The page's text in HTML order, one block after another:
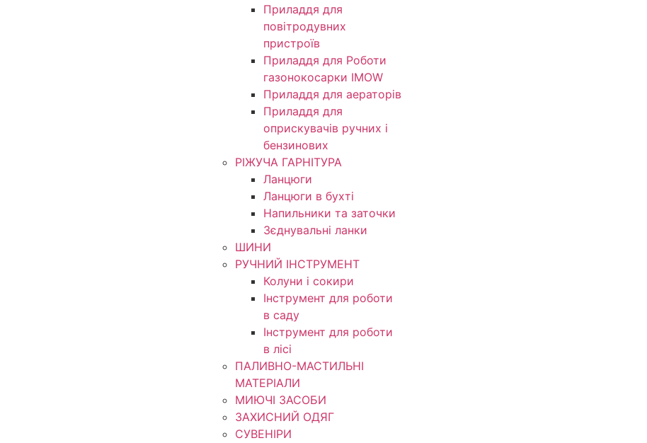
Приладдя для
повітродувних
пристроїв
Приладдя для Роботи
газонокосарки IMOW
Приладдя для аераторів
Приладдя для
оприскувачів ручних і
бензинових
РІЖУЧА ГАРНІТУРА
Ланцюги
Ланцюги в бухті
Напильники та заточки
Зєднувальні ланки
ШИНИ
РУЧНИЙ ІНСТРУМЕНТ
Колуни і сокири
Інструмент для роботи
в саду
Інструмент для роботи
в лісі
ПАЛИВНО-МАСТИЛЬНІ
МАТЕРІАЛИ
МИЮЧІ ЗАСОБИ
ЗАХИСНИЙ ОДЯГ
СУВЕНІРИ